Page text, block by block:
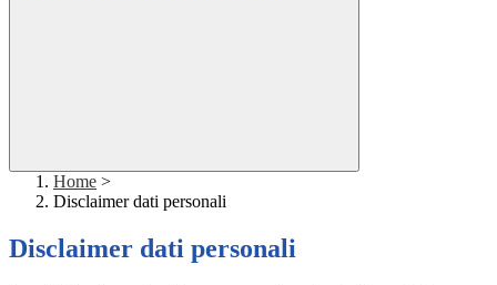
Home >
Disclaimer dati personali
Disclaimer dati personali